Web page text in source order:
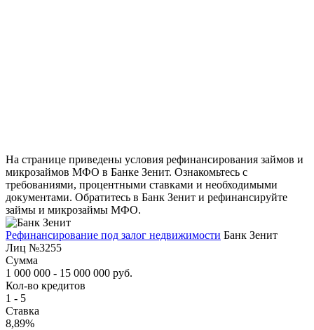
На странице приведены условия рефинансирования займов и
микрозаймов МФО в Банке Зенит. Ознакомьтесь с
требованиями, процентными ставками и необходимыми
документами. Обратитесь в Банк Зенит и рефинансируйте
займы и микрозаймы МФО.
Рефинансирование под залог недвижимости Банк Зенит
Лиц №3255
Сумма
1 000 000 - 15 000 000 руб.
Кол-во кредитов
1 - 5
Ставка
8,89%